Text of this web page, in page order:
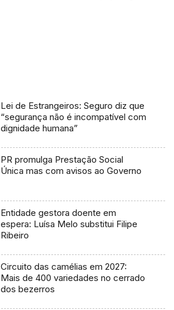
Lei de Estrangeiros: Seguro diz que
“segurança não é incompatível com
dignidade humana”
PR promulga Prestação Social
Única mas com avisos ao Governo
Entidade gestora doente em
espera: Luísa Melo substitui Filipe
Ribeiro
Circuito das camélias em 2027:
Mais de 400 variedades no cerrado
dos bezerros